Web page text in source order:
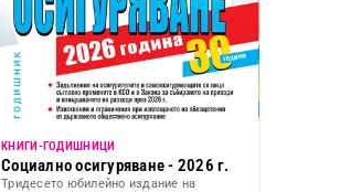
KНИГИ-ГОДИШНИЦИ
Социално осигуряване - 2026 г.
Тридесето юбилейно издание на